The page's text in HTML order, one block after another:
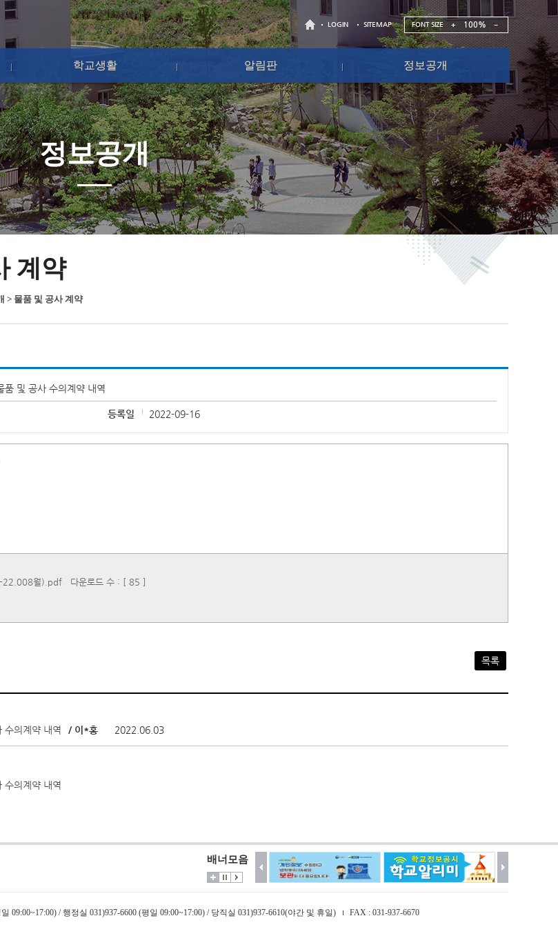
LOGIN SITEMAP FONT SIZE 100%
학교생활 알림판 정보공개
정보공개
> 물품 및 공사 계약
계약
및 공사 수의계약 내역
등록일 2022-09-16
-22.008월).pdf 다운로드 수 : [ 85 ]
목록
수의계약 내역
/ 이*홍 2022.06.03
수의계약 내역
09:00~17:00) / 행정실 031)937-6600 (평일 09:00~17:00) / 당직실 031)937-6610(야간 및 휴일)
FAX : 031-937-6670
배너모음